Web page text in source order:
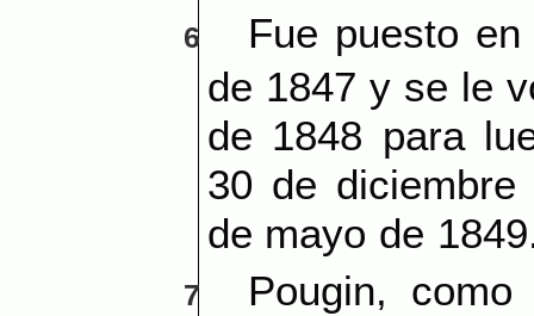
6
Fue puesto
de 1847 y se le
de 1848 para
30 de
de mayo de
7
Pougin,